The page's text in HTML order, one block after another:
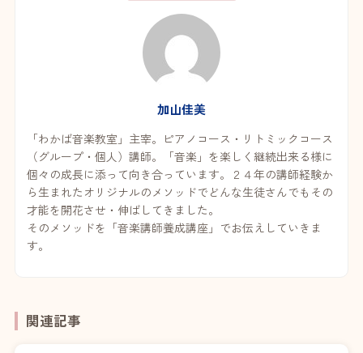
加山佳美
「わかば音楽教室」主宰。ピアノコース・リトミックコース
（グループ・個人）講師。「音楽」を楽しく継続出来る様に
個々の成長に添って向き合っています。２４年の講師経験か
ら生まれたオリジナルのメソッドでどんな生徒さんでもその
才能を開花させ・伸ばしてきました。
そのメソッドを「音楽講師養成講座」でお伝えしていきま
す。
関連記事